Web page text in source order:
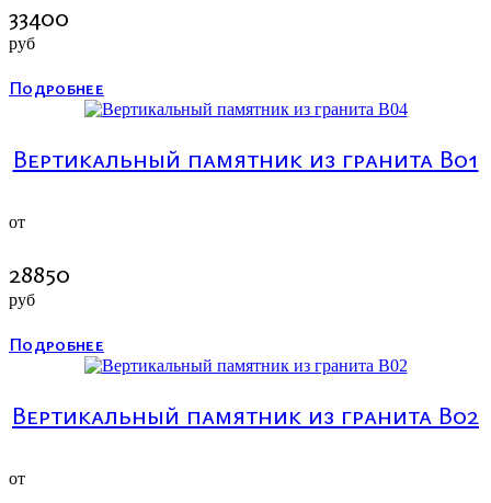
33400
руб
Подробнее
Вертикальный памятник из гранита В01
от
28850
руб
Подробнее
Вертикальный памятник из гранита В02
от